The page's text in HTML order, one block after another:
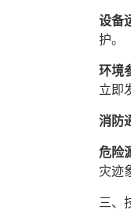
设备
护。
环境
立即
消防
危险
灾迹
三、